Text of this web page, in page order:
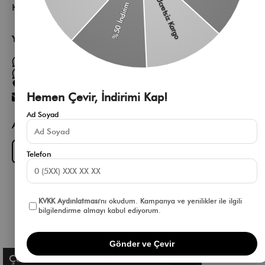
Kurumsal
Yardıma mı ihtiyacın var?
Müşteri Hizmetleri WhatsApp Hattı
[email protected]
App Fırsatlarını Kaçırma
App Store
Çerez Kullanımı
Hemen Çevir, İndirimi Kap!
Ad Soyad
Telefon
KVKK Aydınlatması'nı okudum. Kampanya ve yenilikler ile ilgili
bilgilendirme almayı kabul ediyorum.
Gönder ve Çevir